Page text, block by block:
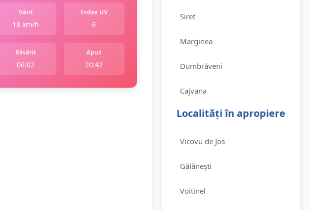
Vânt
18 km/h
Index UV
6
Răsărit
06:02
Apus
20:42
Siret
Marginea
Dumbrăveni
Cajvana
Localități în apropiere
Vicovu de Jos
Gălănești
Voitinel